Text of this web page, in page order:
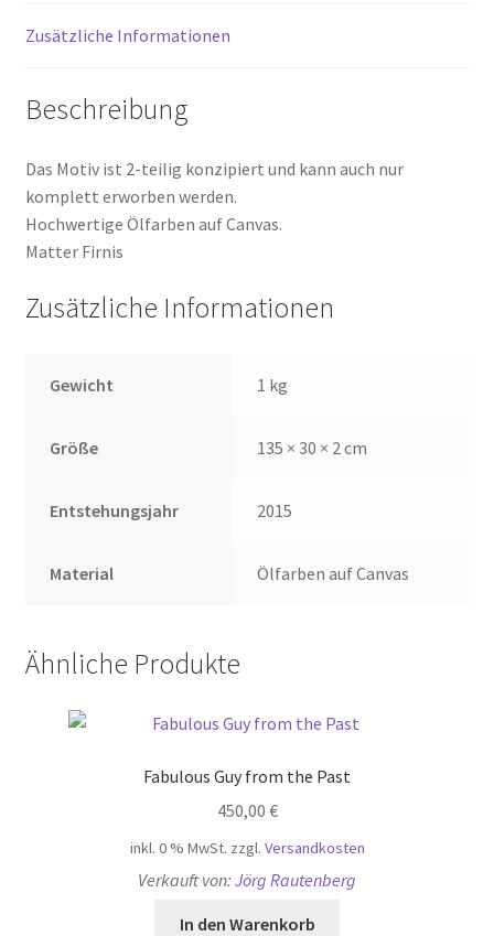
Zusätzliche Informationen
Beschreibung
Das Motiv ist 2-teilig konzipiert und kann auch nur
komplett erworben werden.
Hochwertige Ölfarben auf Canvas.
Matter Firnis
Zusätzliche Informationen
Gewicht 1 kg
Größe 135 × 30 × 2 cm
Entstehungsjahr 2015
Material Ölfarben auf Canvas
Ähnliche Produkte
Fabulous Guy from the Past
450,00 €
inkl. 0 % MwSt. zzgl. Versandkosten
Verkauft von: Jörg Rautenberg
In den Warenkorb